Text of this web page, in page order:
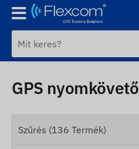
GPS
Szűrés (136 Termék)